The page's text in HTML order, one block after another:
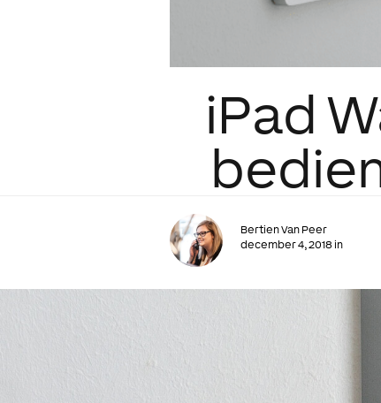
iPad
Bertien Van Peer
december 4, 2018 in